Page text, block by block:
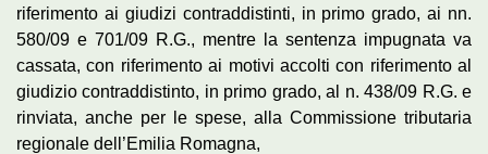
riferimento ai giudizi contraddistinti, in primo grado, ai nn.
580/09 e 701/09 R.G., mentre la sentenza impugnata va
cassata, con riferimento ai motivi accolti con riferimento al
giudizio contraddistinto, in primo grado, al n. 438/09 R.G. e
rinviata, anche per le spese, alla Commissione tributaria
regionale dell’Emilia Romagna,